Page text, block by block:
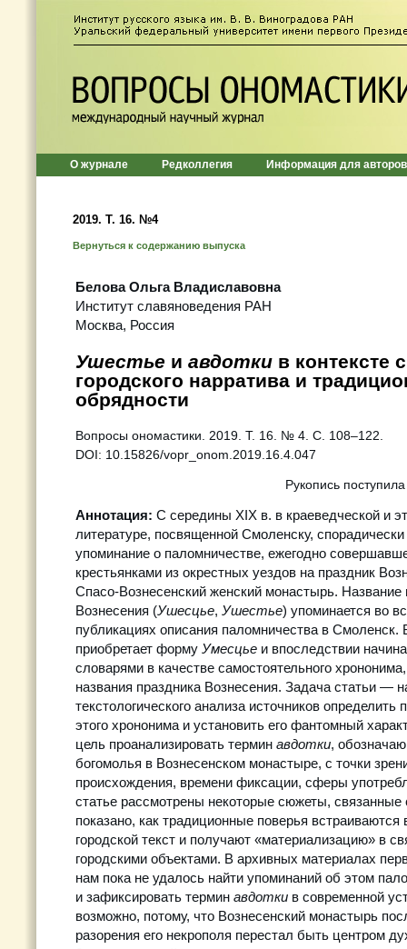
О журнале Редколлегия Информация для авторов
2019. Т. 16. №4
Вернуться к содержанию выпуска
Белова Ольга Владиславовна
Институт славяноведения РАН
Москва, Россия
Ушестье и авдотки в контексте
городского нарратива и
обрядности
Вопросы ономастики. 2019. Т. 16. № 4. С. 108–122.
DOI: 10.15826/vopr_onom.2019.16.4.047
Рукопись
Аннотация: С середины XIX в. в краеведческой и
литературе, посвященной Смоленску, спорадически
упоминание о паломничестве, ежегодно
крестьянками из окрестных уездов на праздник
Спасо-Вознесенский женский монастырь. Название
Вознесения (Ушесцье, Ушестье) упоминается во
публикациях описания паломничества в Смоленск.
приобретает форму Умесцье и впоследствии
словарями в качестве самостоятельного
названия праздника Вознесения. Задача статьи —
текстологического анализа источников определить
этого хрононима и установить его фантомный
цель проанализировать термин авдотки,
богомолья в Вознесенском монастыре, с точки
происхождения, времени фиксации, сферы
статье рассмотрены некоторые сюжеты,
показано, как традиционные поверья встраиваются
городской текст и получают «материализацию» в
городскими объектами. В архивных материалах
нам пока не удалось найти упоминаний об этом
и зафиксировать термин авдотки в современной
возможно, потому, что Вознесенский монастырь
разорения его некрополя перестал быть центром